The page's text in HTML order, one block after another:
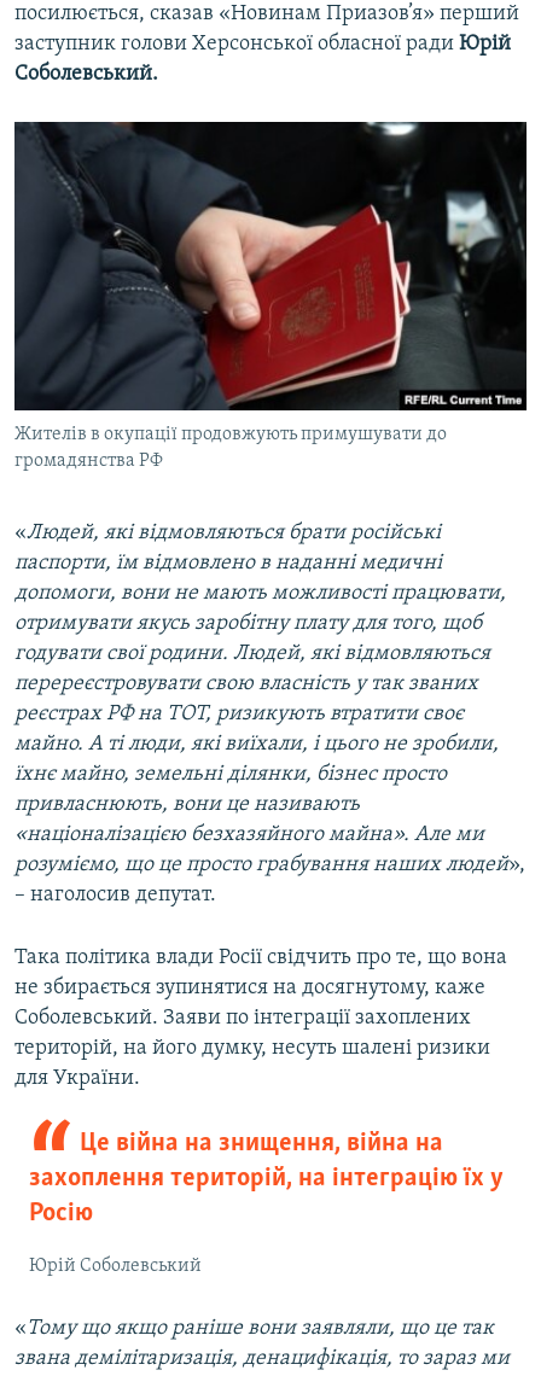
посилюється, сказав «Новинам Приазов’я» перший
заступник голови Херсонської обласної ради Юрій
Соболевський.
Жителів в окупації продовжують примушувати до
громадянства РФ
«Людей, які відмовляються брати російські
паспорти, їм відмовлено в наданні медичні
допомоги, вони не мають можливості працювати,
отримувати якусь заробітну плату для того, щоб
годувати свої родини. Людей, які відмовляються
перереєстровувати свою власність у так званих
реєстрах РФ на ТОТ, ризикують втратити своє
майно. А ті люди, які виїхали, і цього не зробили,
їхнє майно, земельні ділянки, бізнес просто
привласнюють, вони це називають
«націоналізацією безхазяйного майна». Але ми
розуміємо, що це просто грабування наших людей»,
– наголосив депутат.
Така політика влади Росії свідчить про те, що вона
не збирається зупинятися на досягнутому, каже
Соболевський. Заяви по інтеграції захоплених
територій, на його думку, несуть шалені ризики
для України.
Це війна на знищення, війна на
захоплення територій, на інтеграцію їх у
Росію
Юрій Соболевський
«Тому що якщо раніше вони заявляли, що це так
звана демілітаризація, денацифікація, то зараз ми